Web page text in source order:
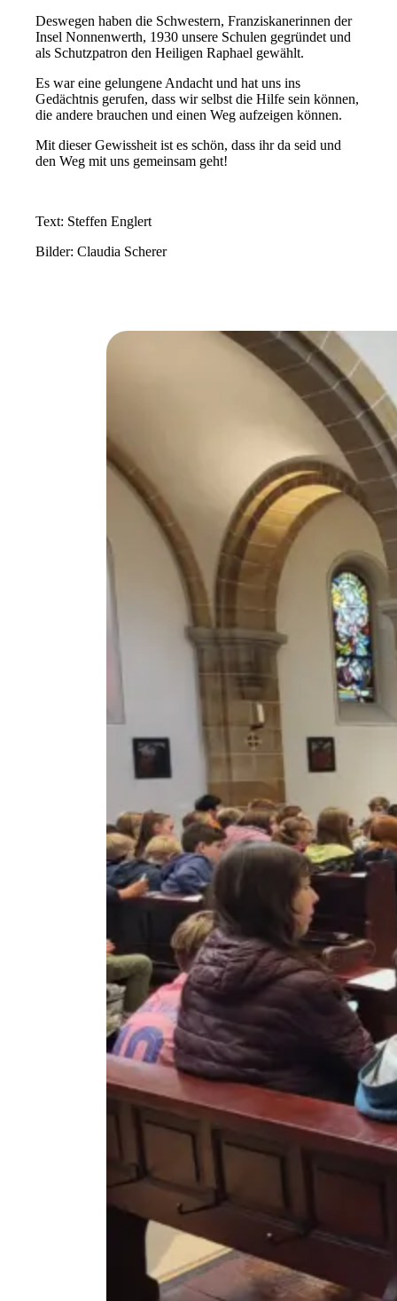
Deswegen haben die Schwestern, Franziskanerinnen der
Insel Nonnenwerth, 1930 unsere Schulen gegründet und
als Schutzpatron den Heiligen Raphael gewählt.
Es war eine gelungene Andacht und hat uns ins
Gedächtnis gerufen, dass wir selbst die Hilfe sein können,
die andere brauchen und einen Weg aufzeigen können.
Mit dieser Gewissheit ist es schön, dass ihr da seid und
den Weg mit uns gemeinsam geht!
Text: Steffen Englert
Bilder: Claudia Scherer